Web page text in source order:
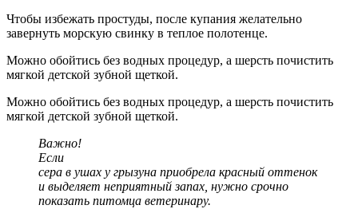
Чтобы избежать простуды, после купания желательно
завернуть морскую свинку в теплое полотенце.
Можно обойтись без водных процедур, а шерсть почистить
мягкой детской зубной щеткой.
Можно обойтись без водных процедур, а шерсть почистить
мягкой детской зубной щеткой.
Важно!
Если
сера в ушах у грызуна приобрела красный оттенок
и выделяет неприятный запах, нужно срочно
показать питомца ветеринару.